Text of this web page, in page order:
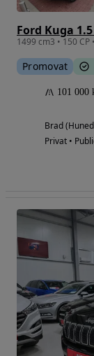
Ford Kuga
Promovat
101 000
Brad
Privat •